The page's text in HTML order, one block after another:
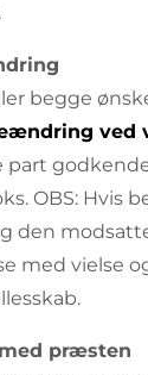
begge
ved
part
OBS: Hvis
den
med vielse
præsten